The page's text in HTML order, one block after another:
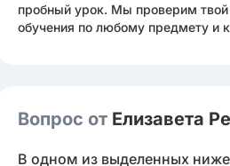
пробный урок. Мы проверим твой
обучения по любому предмету и
Вопрос от Елизавета
В одном из выделенных